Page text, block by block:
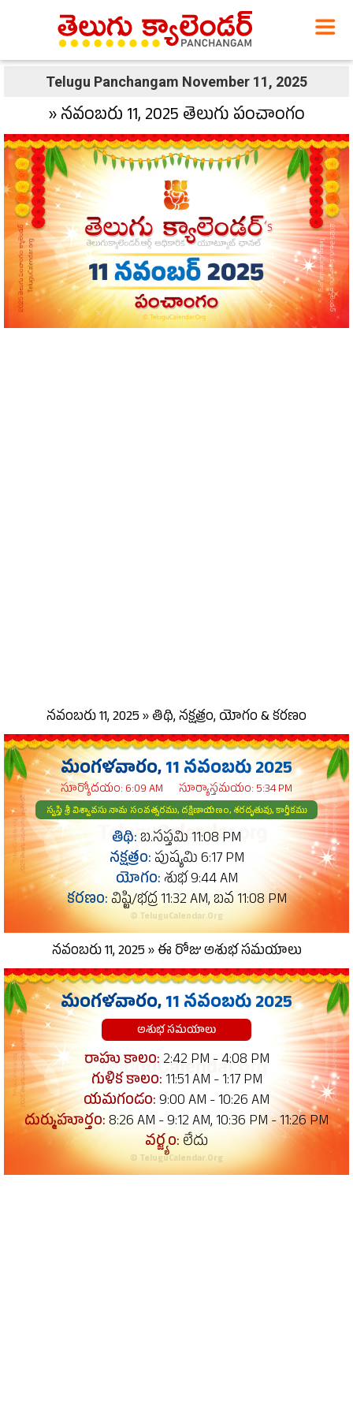
Telugu Panchangam November 11, 2025
» నవంబరు 11, 2025 తెలుగు పంచాంగం
నవంబరు 11, 2025 » తిథి, నక్షత్రం, యోగం & కరణం
మంగళవారం,11 నవంబరు 2025
సూర్యోదయం: 6:09 AM సూర్యాస్తమయం: 5:34 PM
స్వస్తి శ్రీ విశ్వావసు నామ సంవత్సరము, దక్షిణాయణం, శరదృతువు, కార్తీకము
తిథి: బ.సప్తమి 11:08 PM
నక్షత్రం: పుష్యమి 6:17 PM
యోగం: శుభ 9:44 AM
కరణం:విష్టి/భద్ర 11:32 AM, బవ 11:08 PM
© TeluguCalendar.Org
నవంబరు 11, 2025 » ఈ రోజు అశుభ సమయాలు
మంగళవారం,11 నవంబరు 2025
అశుభ సమయాలు
రాహు కాలం:2:42 PM - 4:08 PM
గుళిక కాలం:11:51 AM - 1:17 PM
యమగండం:9:00 AM - 10:26 AM
దుర్ముహూర్తం:8:26 AM - 9:12 AM, 10:36 PM - 11:26 PM
వర్జ్యం:లేదు
© TeluguCalendar.Org